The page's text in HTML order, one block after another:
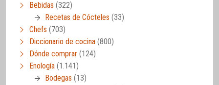
Bebidas (322)
Recetas de Cócteles (33)
Chefs (703)
Diccionario de cocina (800)
Dónde comprar (124)
Enología (1.141)
Bodegas (13)